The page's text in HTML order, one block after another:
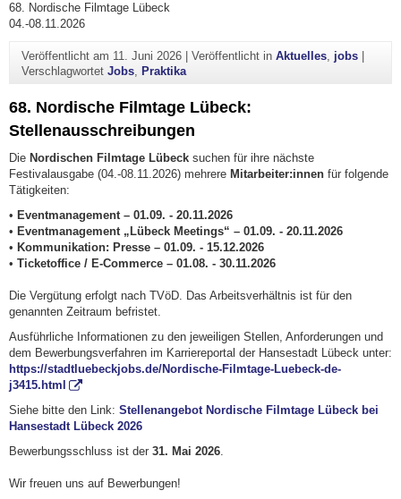
68. Nordische Filmtage Lübeck
04.-08.11.2026
Veröffentlicht am 11. Juni 2026| Veröffentlicht in Aktuelles, jobs|
Verschlagwortet Jobs, Praktika
68. Nordische Filmtage Lübeck:
Stellenausschreibungen
Die Nordischen Filmtage Lübeck suchen für ihre nächste
Festivalausgabe (04.-08.11.2026) mehrere Mitarbeiter:innen für folgende
Tätigkeiten:
• Eventmanagement – 01.09. - 20.11.2026
• Eventmanagement „Lübeck Meetings“ – 01.09. - 20.11.2026
• Kommunikation: Presse – 01.09. - 15.12.2026
• Ticketoffice / E-Commerce – 01.08. - 30.11.2026
Die Vergütung erfolgt nach TVöD. Das Arbeitsverhältnis ist für den
genannten Zeitraum befristet.
Ausführliche Informationen zu den jeweiligen Stellen, Anforderungen und
dem Bewerbungsverfahren im Karriereportal der Hansestadt Lübeck unter:
https://stadtluebeckjobs.de/Nordische-Filmtage-Luebeck-de-
j3415.html
Siehe bitte den Link: Stellenangebot Nordische Filmtage Lübeck bei
Hansestadt Lübeck 2026
Bewerbungsschluss ist der 31. Mai 2026.
Wir freuen uns auf Bewerbungen!